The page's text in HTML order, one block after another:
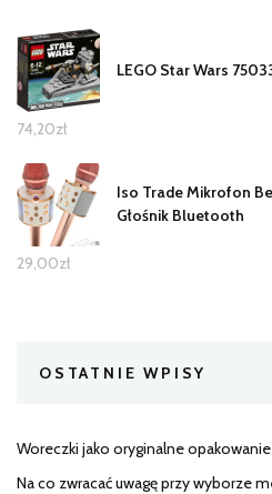
LEGO Star Wars
74,20zł
Iso Trade Mikrofon
Głośnik Bluetooth
29,00zł
OSTATNIE WPISY
Woreczki jako oryginalne
Na co zwracać uwagę przy wyborze